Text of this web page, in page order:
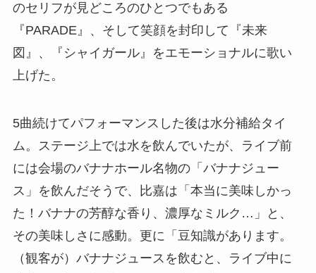
のセリフが見どころのひとつでもある
『PARADE』、そして笑顔を封印して『未来
図』、『シャイガール』をエモーショナルに歌い
上げた。
5曲続けてパフォーマンスした後は水分補給タイ
ム。ステージ上では水を飲んでいたが、ライブ前
には会場のバナナホール名物の「バナナジュー
ス」を飲んだそうで、比嘉は「本当に美味しかっ
た！バナナの芳醇な香り、濃厚なミルク…」と、
その美味しさに感動。更に「豆知識があります。
（観客が）バナナジュースを飲むと、ライブ中に